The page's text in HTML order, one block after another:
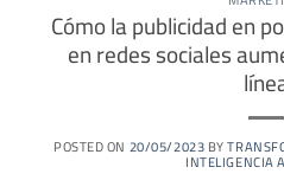
Cómo la publicidad en
en redes sociales
POSTED ON 20/05/2023BY
INTELIGENCIA